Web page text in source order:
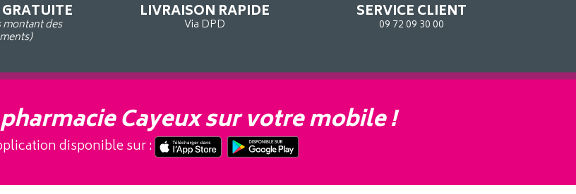
des
LIVRAISON RAPIDE
Via DPD
SERVICE CLIENT
09 72 09 30 00
Cayeux sur votre mobile !
disponible sur :